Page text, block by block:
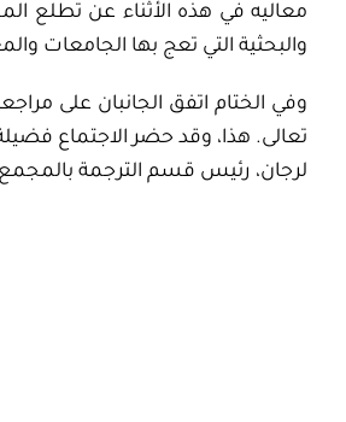
معاليه في هذه الأثناء عن تطلع
والبحثية التي تعج بها الجامعات
وفي الختام اتفق الجانبان على
تعالى. هذا، وقد حضر الاجتماع
لرجان، رئيس قسم الترجمة